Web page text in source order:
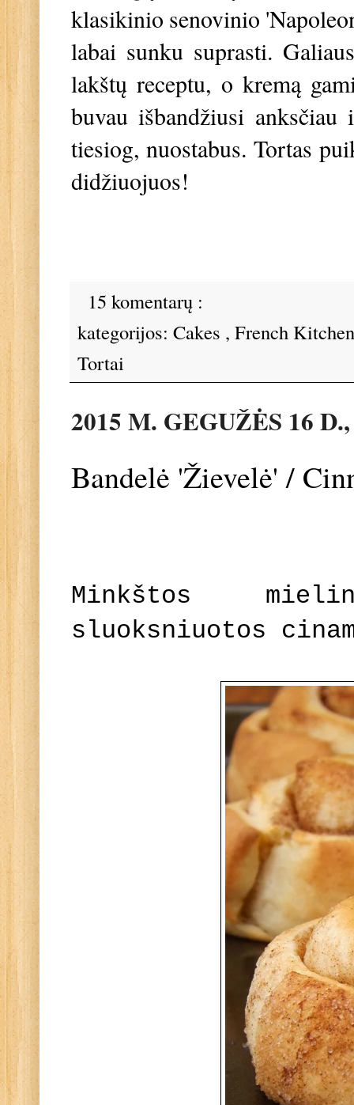
klasikinio senovinio
labai sunku suprasti.
lakštų receptu, o kremą
buvau išbandžiusi
tiesiog, nuostabus. Tortas
didžiuojuos!
15 komentarų :
kategorijos: Cakes , French
Tortai
2015 M. GEGUŽĖS 16
Bandelė 'Žievelė' /
Minkštos
sluoksniuotos